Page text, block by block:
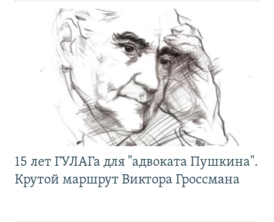
15 лет ГУЛАГа для "адвоката Пушкина".
Крутой маршрут Виктора Гроссмана